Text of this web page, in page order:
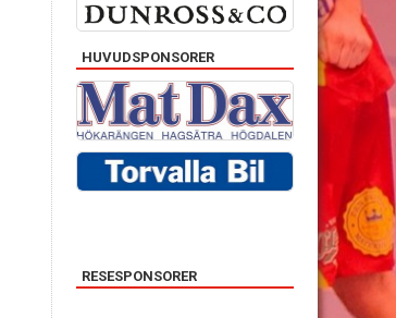
HUVUDSPONSORER
RESESPONSORER